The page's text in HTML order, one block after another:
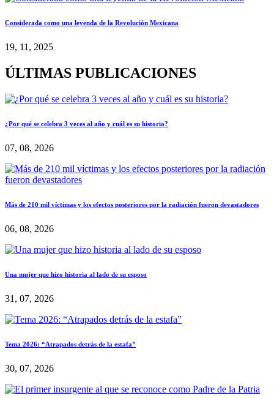
Considerada como una leyenda de la Revolución Mexicana
19, 11, 2025
ÚLTIMAS PUBLICACIONES
¿Por qué se celebra 3 veces al año y cuál es su historia?
07, 08, 2026
Más de 210 mil víctimas y los efectos posteriores por la radiación fueron devastadores
06, 08, 2026
Una mujer que hizo historia al lado de su esposo
31, 07, 2026
Tema 2026: “Atrapados detrás de la estafa”
30, 07, 2026